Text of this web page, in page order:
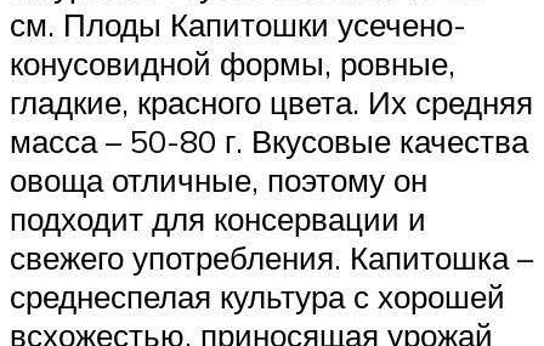
см. Плоды Капитошки усечено-
конусовидной формы, ровные,
гладкие, красного цвета. Их средняя
масса – 50-80 г. Вкусовые качества
овоща отличные, поэтому он
подходит для консервации и
свежего употребления. Капитошка –
среднеспелая культура с хорошей
всхожестью, приносящая урожай